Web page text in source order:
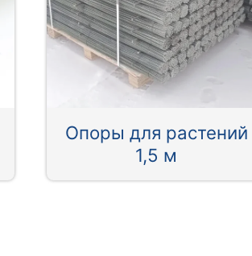
Опоры для растений
1,5 м